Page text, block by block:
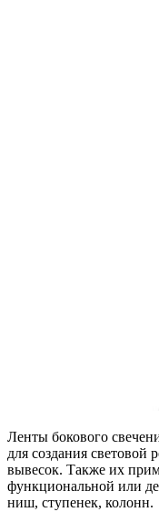
Ленты бокового
для создания световой
вывесок. Также их
функциональной или
ниш, ступенек, колонн.